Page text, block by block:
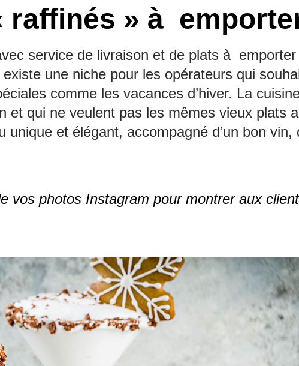
raffinés » à
service de livraison et de plats à
une niche pour les opérateurs qui
comme les vacances d’hiver. La
et qui ne veulent pas les mêmes vieux plats
et élégant, accompagné d’un bon
vos photos Instagram pour montrer aux